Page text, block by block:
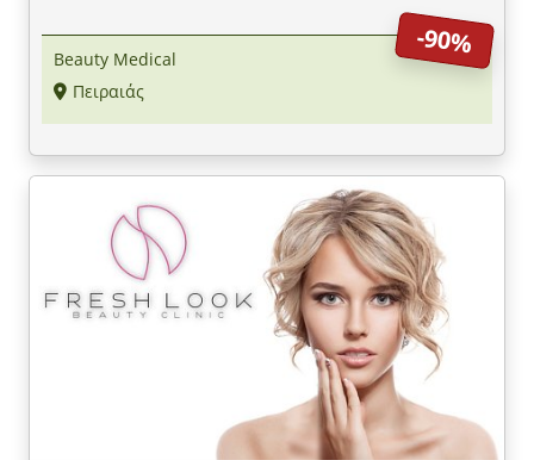
-90%
Beauty Medical
Πειραιάς